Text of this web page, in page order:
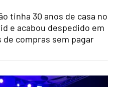
tinha 30 anos de casa no
e acabou despedido em
de compras sem pagar